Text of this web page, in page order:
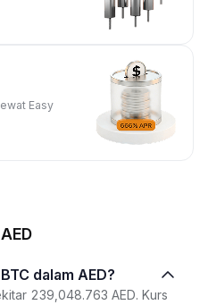
Easy
dalam AED?
239,048.763 AED. Kurs